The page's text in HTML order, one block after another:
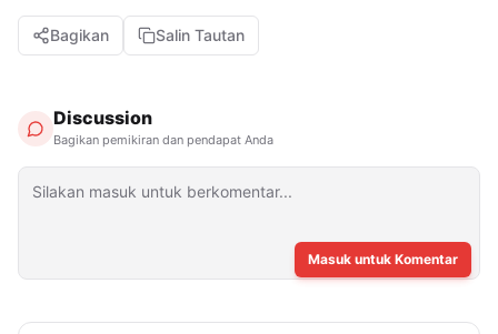
Bagikan Salin Tautan
Discussion
Bagikan pemikiran dan pendapat Anda
Masuk untuk Komentar